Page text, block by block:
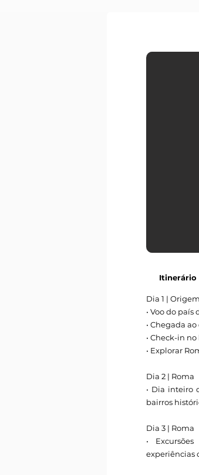
Itinerário
Dia 1 |
• Voo do
• Chegada
• Check-in
• Explorar
Dia 2 | Roma
• Dia inteiro
bairros
Dia 3 | Roma
•
experiências